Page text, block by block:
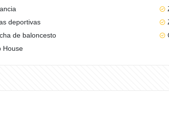
deportivas
de baloncesto
House